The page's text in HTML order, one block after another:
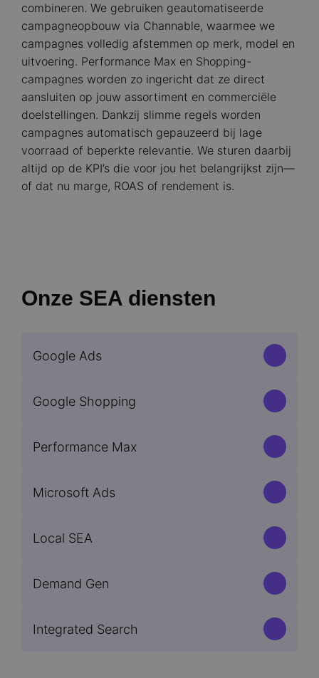
combineren. We gebruiken geautomatiseerde
campagneopbouw via Channable, waarmee we
campagnes volledig afstemmen op merk, model en
uitvoering. Performance Max en Shopping-
campagnes worden zo ingericht dat ze direct
aansluiten op jouw assortiment en commerciële
doelstellingen. Dankzij slimme regels worden
campagnes automatisch gepauzeerd bij lage
voorraad of beperkte relevantie. We sturen daarbij
altijd op de KPI’s die voor jou het belangrijkst zijn—
of dat nu marge, ROAS of rendement is.
Onze SEA diensten
Google Ads
Google Shopping
Performance Max
Microsoft Ads
Local SEA
Demand Gen
Integrated Search